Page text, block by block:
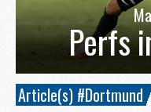
Perfs
Article(s) #Dortmund